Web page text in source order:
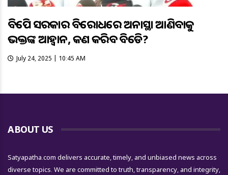
ବିଜେପି ସରକାର ବିରୋଧରେ ଅନାସ୍ଥା ଆଣିବାକୁ
ଭକ୍ତଙ୍କ ଆହ୍ୱାନ, କଣ କରିବ ବିଜେଡି?
July 24, 2025 | 10:45 AM
ABOUT US
Satyapatha.com delivers accurate, timely, and unbiased news across
diverse topics. We are committed to truth, transparency, and integrity,